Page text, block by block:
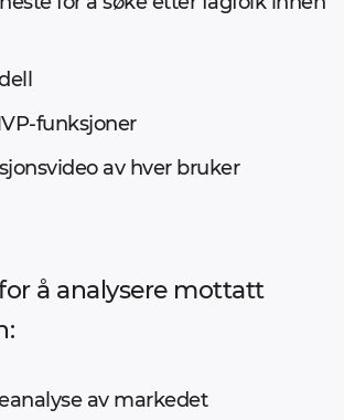
funksjoner
av hver bruker
å analysere mottatt
av markedet